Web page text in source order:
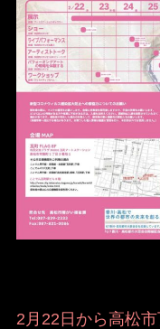
2月22日から高松